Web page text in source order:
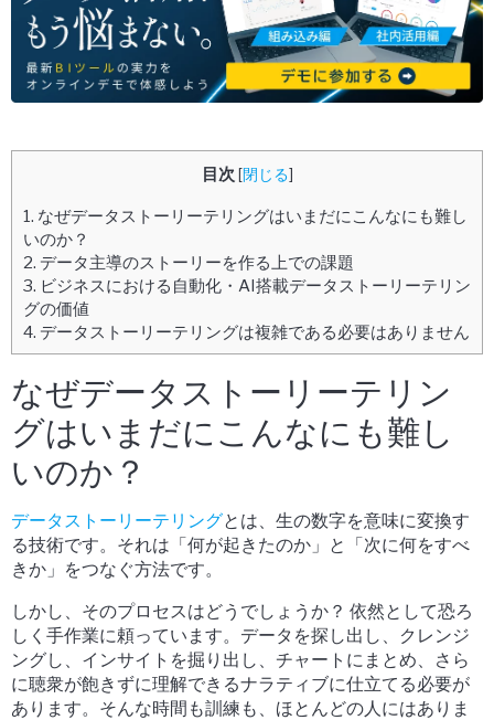
目次 [閉じる]
1. なぜデータストーリーテリングはいまだにこんなにも難し
いのか？
2. データ主導のストーリーを作る上での課題
3. ビジネスにおける自動化・AI搭載データストーリーテリン
グの価値
4. データストーリーテリングは複雑である必要はありません
なぜデータストーリーテリン
グはいまだにこんなにも難し
いのか？
データストーリーテリングとは、生の数字を意味に変換す
る技術です。それは「何が起きたのか」と「次に何をすべ
きか」をつなぐ方法です。
しかし、そのプロセスはどうでしょうか？ 依然として恐ろ
しく手作業に頼っています。データを探し出し、クレンジ
ングし、インサイトを掘り出し、チャートにまとめ、さら
に聴衆が飽きずに理解できるナラティブに仕立てる必要が
あります。そんな時間も訓練も、ほとんどの人にはありま